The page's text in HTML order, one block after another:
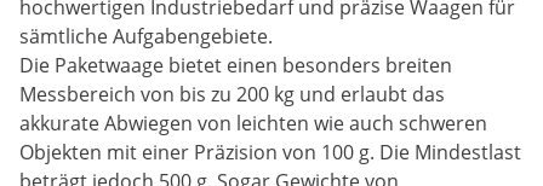
hochwertigen Industriebedarf und präzise Waagen für
sämtliche Aufgabengebiete.
Die Paketwaage bietet einen besonders breiten
Messbereich von bis zu 200 kg und erlaubt das
akkurate Abwiegen von leichten wie auch schweren
Objekten mit einer Präzision von 100 g. Die Mindestlast